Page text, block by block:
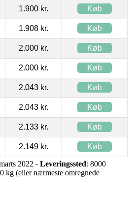
1.900 kr. Køb
1.908 kr. Køb
2.000 kr. Køb
2.000 kr. Køb
2.043 kr. Køb
2.043 kr. Køb
2.133 kr. Køb
2.149 kr. Køb
2022 - Leveringssted: 8000
kg (eller nærmeste omregnede